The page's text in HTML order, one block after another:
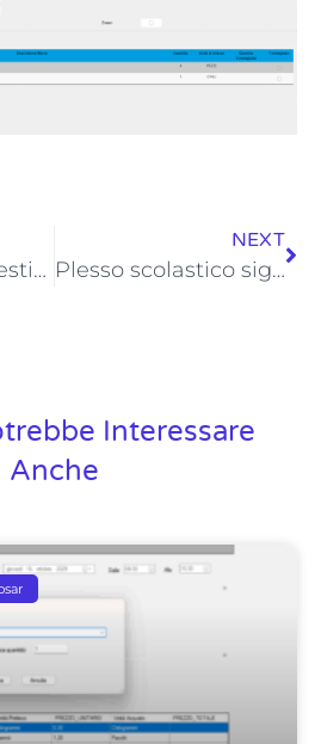
Appalti scuole gestione gare di appalto alimentari
NEXT
Plesso scolastico significato con gestione magazzini diversi
Interessare
Anche